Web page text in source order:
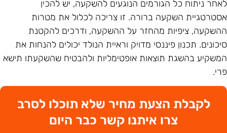
ניתוח כל הגורמים הנוגעים להשקעה, יש להכין
השקעה ברורה. זו צריכה לכלול את מטרות
ציפיות מהחזר על ההשקעה, ודרכים להקטנת
תכנון פיננסי מדויק וראיית הנולד יכולים להנחות את
בהשגת תוצאות אופטימליות ולהבטיח שהשקעתו תישא
לקבלת הצעת מחיר שלא תוכלו לסרב
צרו איתנו קשר כבר היום